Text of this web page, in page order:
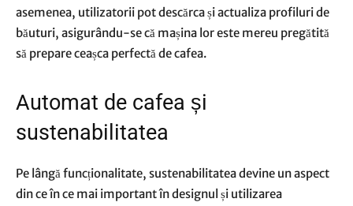
asemenea, utilizatorii pot descărca și actualiza profiluri de
băuturi, asigurându-se că mașina lor este mereu pregătită
să prepare ceașca perfectă de cafea.
Automat de cafea și
sustenabilitatea
Pe lângă funcționalitate, sustenabilitatea devine un aspect
din ce în ce mai important în designul și utilizarea